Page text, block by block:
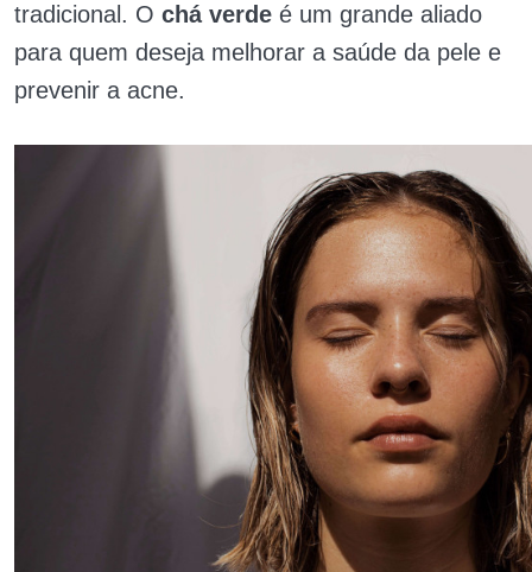
tradicional. O chá verde é um grande aliado
para quem deseja melhorar a saúde da pele e
prevenir a acne.